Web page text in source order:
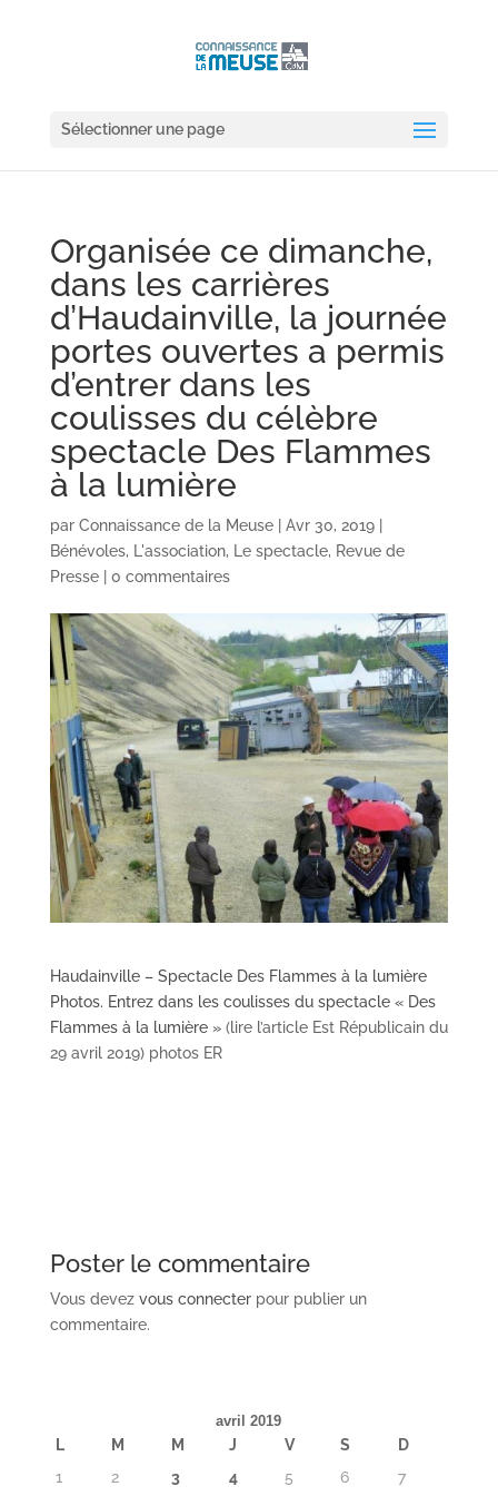
Sélectionner une page
Organisée ce dimanche,
dans les carrières
d’Haudainville, la journée
portes ouvertes a permis
d’entrer dans les
coulisses du célèbre
spectacle Des Flammes
à la lumière
par Connaissance de la Meuse| Avr 30, 2019|
Bénévoles, L'association, Le spectacle, Revue de
Presse| 0 commentaires
Haudainville – Spectacle Des Flammes à la lumière
Photos. Entrez dans les coulisses du spectacle « Des
Flammes à la lumière »(lire l’article Est Républicain du
29 avril 2019) photos ER
Poster le commentaire
Vous devez vous connecterpour publier un
commentaire.
avril 2019
L M M J V S
D
1
2 3 4 5 6 7